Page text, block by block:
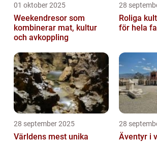
01 oktober 2025
Weekendresor som
kombinerar mat, kultur
och avkoppling
28
Roliga
för hela
28 september 2025
Världens mest unika
28
Äventyr i